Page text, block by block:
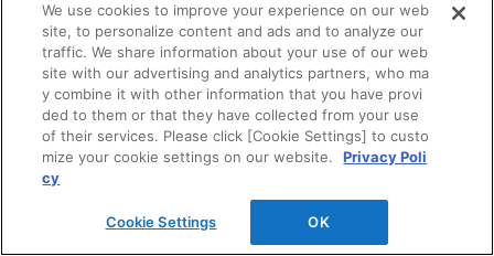
「太陽と風と仲良くすご
す家」
リフォーム提案
を見る
「“さわやかきれい” でお
もてなし」
リフォーム提案
を見る
We use cookies to improve your experience on our web
site, to personalize content and ads and to analyze our
traffic. We share information about your use of our web
site with our advertising and analytics partners, who ma
y combine it with other information that you have provi
ded to them or that they have collected from your use
of their services. Please click [Cookie Settings] to custo
mize your cookie settings on our website.
Privacy Poli
cy
Cookie Settings OK